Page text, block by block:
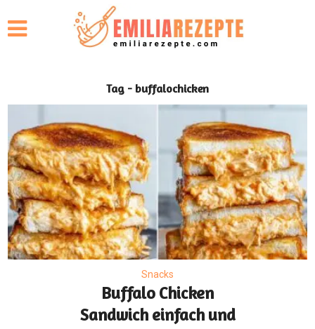
Tag - buffalochicken
Snacks
Buffalo Chicken
Sandwich einfach und